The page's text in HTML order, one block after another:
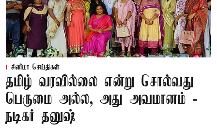
சினிமா செய்திகள்
தமிழ் வரவில்லை என்று சொல்வது
பெருமை அல்ல, அது அவமானம் -
நடிகர் தனுஷ்